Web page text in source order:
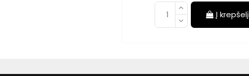
Į krepšelį